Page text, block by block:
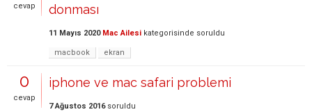
cevap
donması
11 Mayıs 2020 Mac Ailesi kategorisinde soruldu
macbook ekran
0
cevap
iphone ve mac safari problemi
7 Ağustos 2016 soruldu